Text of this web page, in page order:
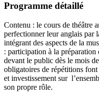
Programme détaillé
Contenu : le cours de théâtre
perfectionner leur anglais par
intégrant des aspects de la
: participation à la préparation
devant le public dès le mois
obligatoires de répétitions
et investissement sur
son propre rôle.